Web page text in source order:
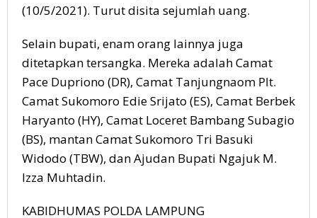
(10/5/2021). Turut disita sejumlah uang.
Selain bupati, enam orang lainnya juga
ditetapkan tersangka. Mereka adalah Camat
Pace Dupriono (DR), Camat Tanjungnaom Plt.
Camat Sukomoro Edie Srijato (ES), Camat Berbek
Haryanto (HY), Camat Loceret Bambang Subagio
(BS), mantan Camat Sukomoro Tri Basuki
Widodo (TBW), dan Ajudan Bupati Ngajuk M.
Izza Muhtadin.
KABIDHUMAS POLDA LAMPUNG